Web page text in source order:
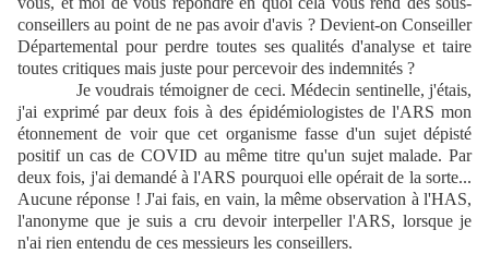
conseillers au point de ne pas avoir d'avis ? Devient-on Conseiller
Départemental pour perdre toutes ses qualités d'analyse et taire
toutes critiques mais juste pour percevoir des indemnités ?
Je voudrais témoigner de ceci. Médecin sentinelle, j'étais,
j'ai exprimé par deux fois à des épidémiologistes de l'ARS mon
étonnement de voir que cet organisme fasse d'un sujet dépisté
positif un cas de COVID au même titre qu'un sujet malade. Par
deux fois, j'ai demandé à l'ARS pourquoi elle opérait de la sorte...
Aucune réponse ! J'ai fais, en vain, la même observation à l'HAS,
l'anonyme que je suis a cru devoir interpeller l'ARS, lorsque je
n'ai rien entendu de ces messieurs les conseillers.